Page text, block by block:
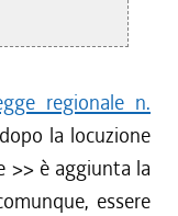
regionale n.
la locuzione
>> è aggiunta la
essere